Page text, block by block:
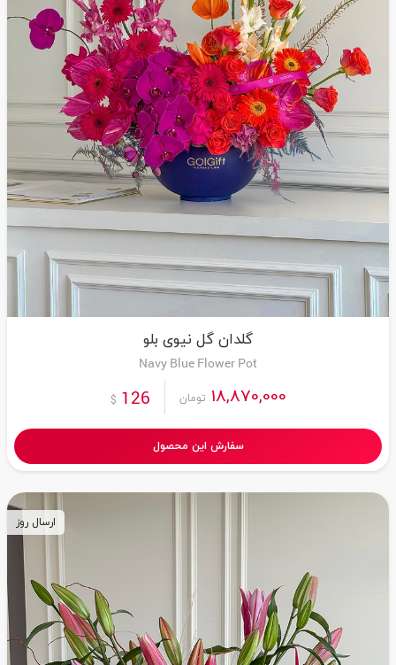
گلدان گل نیوی بلو
Navy Blue Flower Pot
18,870,000 تومان 126
$
سفارش این محصول
ارسال روز